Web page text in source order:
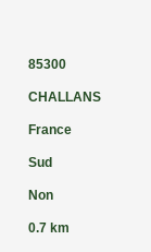
85300
CHALLANS
France
Sud
Non
0.7 km